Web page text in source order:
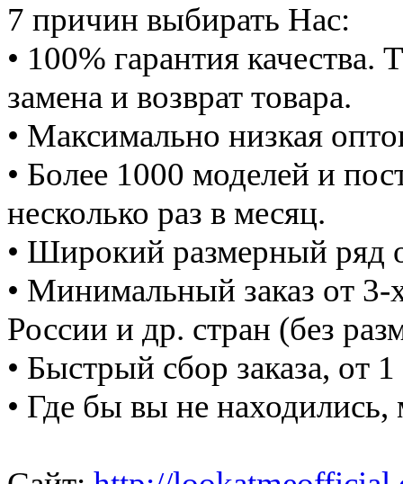
7 причин выбирать Нас:
• 100% гарантия качества.
замена и возврат товара.
• Максимально низкая
• Более 1000 моделей и
несколько раз в месяц.
• Широкий размерный ряд
• Минимальный заказ от
России и др. стран (без
• Быстрый сбор заказа, от
• Где бы вы не